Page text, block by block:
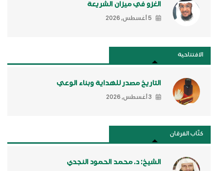
الغزو في ميزان الشريعة
5 أغسطس, 2026
الافتتاحية
التاريخ مصدر للهداية وبناء الوعي
3 أغسطس, 2026
كتَّاب الفرقان
الشيخ: د. محمد الحمود النجدي